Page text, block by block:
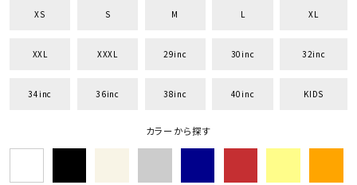
キーワードから探す
XS S M L XL
XXL XXXL 29inc 30inc 32inc
34inc 36inc 38inc 40inc KIDS
カラーから探す